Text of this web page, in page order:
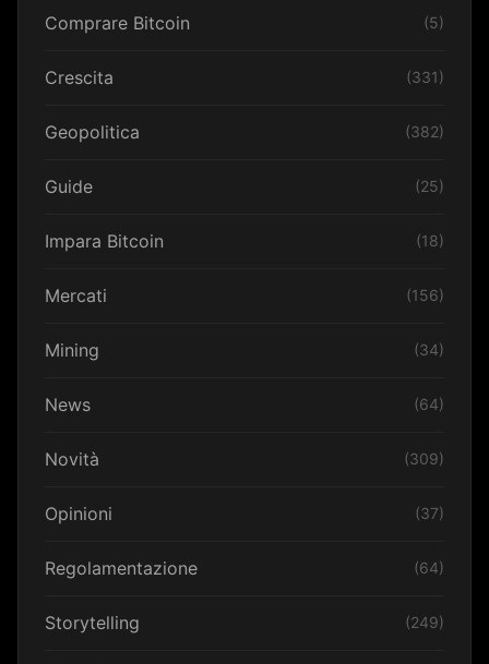
Comprare Bitcoin (5)
Crescita (331)
Geopolitica (382)
Guide (25)
Impara Bitcoin (18)
Mercati (156)
Mining (34)
News (64)
Novità (309)
Opinioni (37)
Regolamentazione (64)
Storytelling (249)